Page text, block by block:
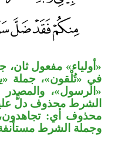
«أولياء» مفعول ثان،
في «تُلْقون»، جملة
«الرسول»،
الشرط محذوف دلَّ
محذوف أي:
وجملة الشرط